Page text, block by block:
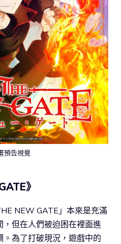
預告視覺
》
NEW GATE」本來是充滿
但在人們被迫困在裡面進
為了打破現況，遊戲中的